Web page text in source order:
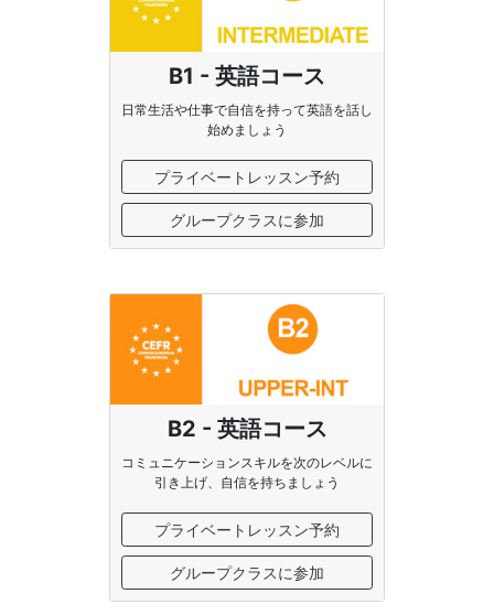
B1 - 英語コース
日常生活や仕事で自信を持って英語を話し
始めましょう
プライベートレッスン予約
グループクラスに参加
B2 - 英語コース
コミュニケーションスキルを次のレベルに
引き上げ、自信を持ちましょう
プライベートレッスン予約
グループクラスに参加